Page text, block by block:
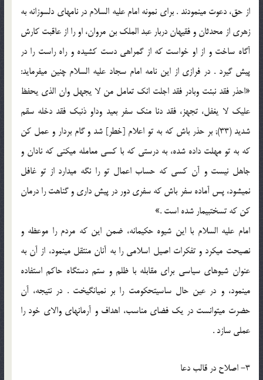
از حق، دعوت می‏نمودند . برای نمونه امام علیه السلام در نامه‏ای دلسوزانه به
زهری از محدثان و فقیهان دربار عبد الملک بن مروان، او را از عاقبت کارش
آگاه ساخت و از او خواست که از گمراهی دست کشیده و راه راست را در
پیش گیرد . در فرازی از این نامه امام سجاد علیه السلام چنین می‏فرماید:
«احذر فقد نبئت وبادر فقد اجلت انک تعامل من لا یجهل وان الذی یحفظ
علیک لا یغفل، تجهز، فقد دنا منک سفر بعید وداو ذنبک فقد دخله سقم
شدید (33); بر حذر باش که به تو اعلام [خطر] شد و گام بردار و عمل کن
که به تو مهلت داده شده، به درستی که با کسی معامله می‏کنی که نادان و
جاهل نیست و آن کسی که حساب اعمال تو را نگه می‏دارد از تو غافل
نمی‏شود، پس آماده سفر باش که سفری دور در پیش داری و گناهت را درمان
کن که ت‏سخت‏بیمار شده است .»
امام علیه السلام با این شیوه حکیمانه، ضمن این که مردم را موعظه و
نصیحت می‏کرد و تفکرات اصیل اسلامی را به آنان منتقل می‏نمود، از آن به
عنوان شیوه‏ای سیاسی برای مقابله با ظلم و ستم دستگاه حاکم استفاده
می‏نمود، و در عین حال ساسیت‏حکومت را بر نمی‏انگیخت . در نتیجه، آن
حضرت می‏توانست در یک فضای مناسب، اهداف و آرمان‏های والای خود را
عملی سازد .
3- اصلاح در قالب دعا